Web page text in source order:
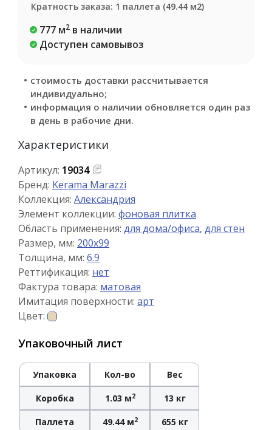
Кратность заказа: 1 паллета (49.44 м2)
777 м2 в наличии
Доступен самовывоз
стоимость доставки рассчитывается
индивидуально;
информация о наличии обновляется один раз
в день в рабочие дни.
Характеристики
Артикул: 19034
Бренд: Kerama Marazzi
Коллекция: Александрия
Элемент коллекции: фоновая плитка
Область применения: для дома/офиса, для стен
Размер, мм: 200x99
Толщина, мм: 6.9
Реттификация: нет
Фактура товара: матовая
Имитация поверхности: арт
Цвет:
Упаковочный лист
Упаковка Кол-во Вес
Коробка 1.03 м2 13 кг
Паллета 49.44 м2 655 кг